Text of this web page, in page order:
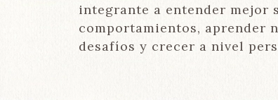
integrante a entender mejor
comportamientos, aprender
desafíos y crecer a nivel